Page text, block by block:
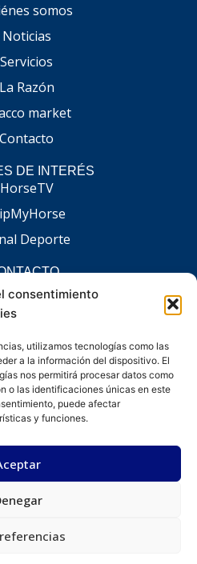
consentimiento
utilizamos tecnologías como las
a la información del dispositivo. El
nos permitirá procesar datos como
o las identificaciones únicas en este
puede afectar
y funciones.
somos
Noticias
Servicios
La Razón
market
Contacto
DE INTERÉS
HorseTV
Deporte
el ámbito nacional
L
i
n
k
e
d
i
n
E
n
v
e
l
o
W
h
a
t
s
reservados.
por kitdigital.dev